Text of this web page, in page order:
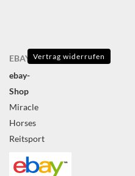
EBAY
ebay-
Shop
Miracle
Horses
Reitsport
Vertrag widerrufen